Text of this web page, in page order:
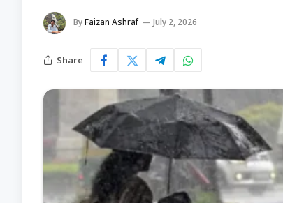
ByFaizan Ashraf July 2, 2026
Share